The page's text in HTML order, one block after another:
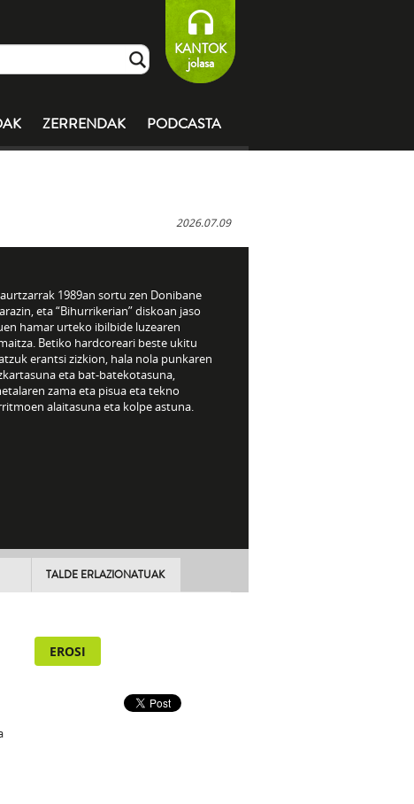
KANTOK
jolasa
ZERRENDAK PODCASTA
2026.07.09
1989an sortu zen Donibane
eta “Bihurrikerian” diskoan jaso
hamar urteko ibilbide luzearen
Betiko hardcoreari beste ukitu
erantsi zizkion, hala nola punkaren
eta bat-batekotasuna,
zama eta pisua eta tekno
alaitasuna eta kolpe astuna.
TALDE ERLAZIONATUAK
EROSI